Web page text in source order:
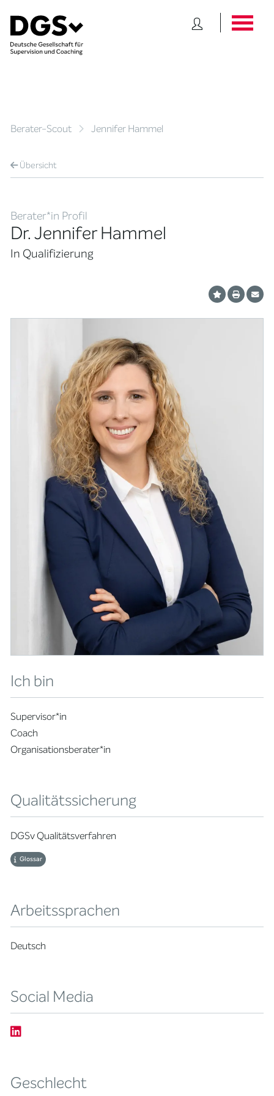
Berater-Scout Jennifer Hammel
Übersicht
Berater*in Profil
Dr. Jennifer Hammel
In Qualifizierung
Ich bin
Supervisor*in
Coach
Organisationsberater*in
Qualitätssicherung
DGSv Qualitätsverfahren
Glossar
Arbeitssprachen
Deutsch
Social Media
Geschlecht